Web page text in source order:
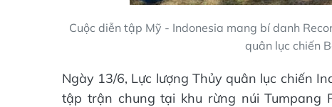
Cuộc diễn tập Mỹ - Indonesia mang bí danh
quân lục chiến
Ngày 13/6, Lực lượng Thủy quân lục chiến
tập trận chung tại khu rừng núi Tumpang